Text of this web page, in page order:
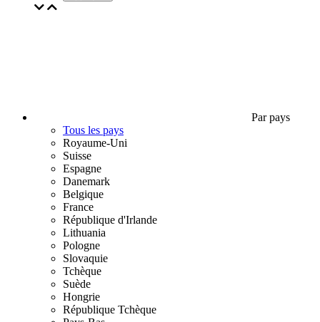
Par pays
Tous les pays
Royaume-Uni
Suisse
Espagne
Danemark
Belgique
France
République d'Irlande
Lithuania
Pologne
Slovaquie
Tchèque
Suède
Hongrie
République Tchèque